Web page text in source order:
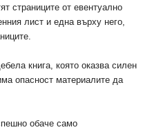
страниците от евентуално
лист и една върху него,
книга, която оказва силен
опасност материалите да
обаче само